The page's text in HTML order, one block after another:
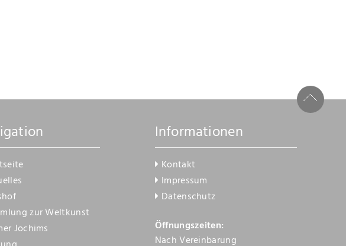
zur Weltkunst
Jochims
Informationen
Kontakt
Impressum
Datenschutz
Öffnungszeiten:
Nach Vereinbarung